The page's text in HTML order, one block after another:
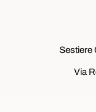
Sestiere
Via